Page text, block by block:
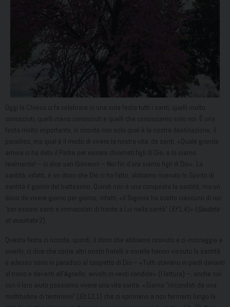
Oggi la Chiesa ci fa celebrare in una sola festa tutti i santi, quelli molto
conosciuti, quelli meno conosciuti e quelli che conosciamo solo noi. È una
festa molto importante, ci ricorda non solo qual è la nostra destinazione, il
paradiso, ma qual è il modo di vivere la nostra vita: da santi. «Quale grande
amore ci ha dato il Padre per essere chiamati figli di Dio, e lo siamo
realmente! – ci dice san Giovanni – Noi fin d’ora siamo figli di Dio». La
santità, infatti, è un dono che Dio ci ha fatto, abbiamo ricevuto lo Spirito di
santità il giorno del battesimo. Quindi non è una conquista la santità, ma un
dono da vivere giorno per giorno, infatti, «il Signore ha scelto ciascuno di noi
“per essere santi e immacolati di fronte a Lui nella carità” ( Ef 1,4)» ( Gaudete
et exsultate 2).
Questa festa ci ricorda, quindi, il dono che abbiamo ricevuto e ci incoraggia a
viverlo, ci dice che come altri nostri fratelli e sorelle hanno vissuto la santità
e adesso sono in paradiso al cospetto di Dio – «Tutti stavano in piedi davanti
al trono e davanti all’Agnello, avvolti in vesti candide» (I lettura) –, anche noi
con il loro aiuto possiamo vivere una vita santa. «Siamo “circondati da una
moltitudine di testimoni” ( Eb 12,1) che ci spronano a non fermarci lungo la